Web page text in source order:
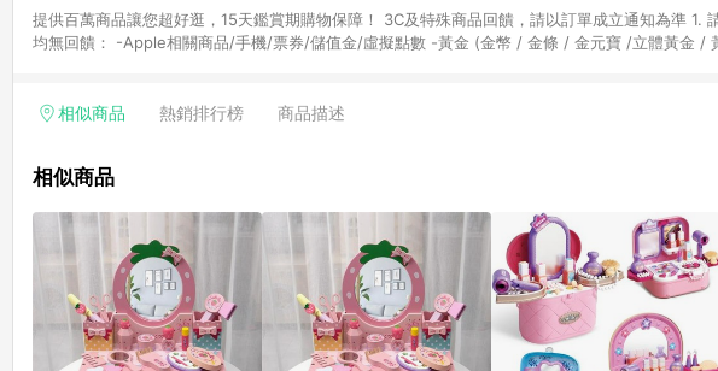
提供百萬商品讓您超好逛，15天鑑賞期購物保障！ 3C及特殊商品回饋，請以訂單成立通知為準 1. 請注意以下品類商品
均無回饋： -Apple相關商品/手機/票券/儲值金/虛擬點數 -黃金 (金幣 / 金條 / 金元寶 /立體黃金 /
Yahoo超贈點回饋者 - 購物中心商店之商品：商品賣場中有標示「商店」及顯示商店名稱者(指定活
相似商品 熱銷排行榜 商品描述
相似商品